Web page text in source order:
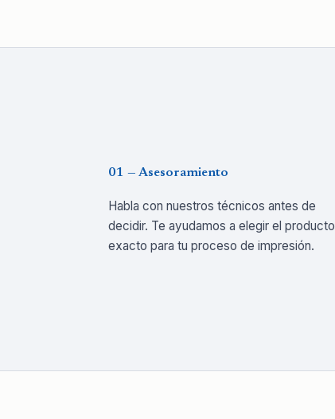
01 — Asesoramiento
Habla con nuestros técnicos antes de
decidir. Te ayudamos a elegir el producto
exacto para tu proceso de impresión.